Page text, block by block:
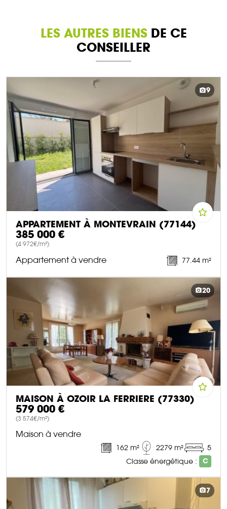
LES AUTRES BIENSDE CE
CONSEILLER
9
APPARTEMENT À MONTEVRAIN (77144)
385 000 €
(4 972€/m²)
Appartement à vendre 77.44 m²
DÉCOUVRIR CE BIEN
20
MAISON À OZOIR LA FERRIERE (77330)
579 000 €
(3 574€/m²)
Maison à vendre
162 m² 2279 m²
5
Classe énergétique :
C
DÉCOUVRIR CE BIEN
7